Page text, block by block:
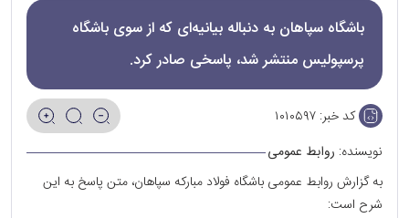
باشگاه سپاهان به دنباله بیانیه‌ای که از سوی باشگاه
پرسپولیس منتشر شد، پاسخی صادر کرد.
کد خبر: ۱۰۱۰۵۹۷
نویسنده: روابط عمومی
به گزارش روابط عمومی باشگاه فولاد مبارکه سپاهان، متن پاسخ به این
شرح است: